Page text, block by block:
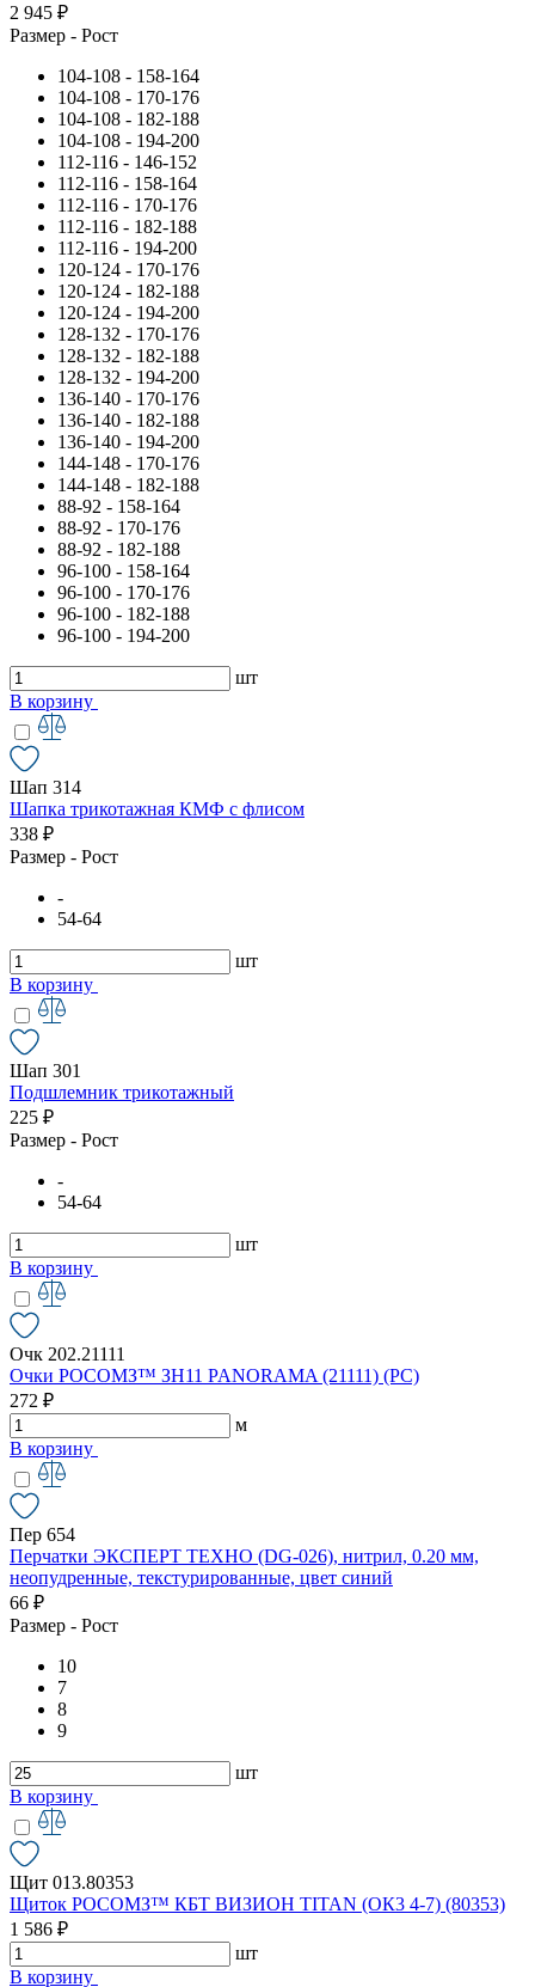
2 945 ₽
Размер - Рост
104-108 - 158-164
104-108 - 170-176
104-108 - 182-188
104-108 - 194-200
112-116 - 146-152
112-116 - 158-164
112-116 - 170-176
112-116 - 182-188
112-116 - 194-200
120-124 - 170-176
120-124 - 182-188
120-124 - 194-200
128-132 - 170-176
128-132 - 182-188
128-132 - 194-200
136-140 - 170-176
136-140 - 182-188
136-140 - 194-200
144-148 - 170-176
144-148 - 182-188
88-92 - 158-164
88-92 - 170-176
88-92 - 182-188
96-100 - 158-164
96-100 - 170-176
96-100 - 182-188
96-100 - 194-200
шт
В корзину
Шап 314
Шапка трикотажная КМФ с флисом
338 ₽
Размер - Рост
-
54-64
шт
В корзину
Шап 301
Подшлемник трикотажный
225 ₽
Размер - Рост
-
54-64
шт
В корзину
Очк 202.21111
Очки РОСОМЗ™ ЗН11 PANORAMA (21111) (РС)
272 ₽
м
В корзину
Пер 654
Перчатки ЭКСПЕРТ ТЕХНО (DG-026), нитрил, 0.20 мм,
неопудренные, текстурированные, цвет синий
66 ₽
Размер - Рост
10
7
8
9
шт
В корзину
Щит 013.80353
Щиток РОСОМЗ™ КБТ ВИЗИОН TITAN (ОК3 4-7) (80353)
1 586 ₽
шт
В корзину